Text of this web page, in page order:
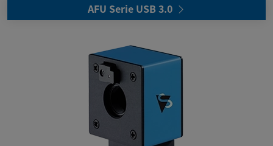
AFU Serie USB 3.0